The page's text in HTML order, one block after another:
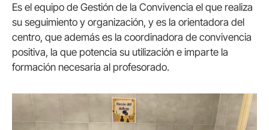
Es el equipo de Gestión de la Convivencia el que realiza
su seguimiento y organización, y es la orientadora del
centro, que además es la coordinadora de convivencia
positiva, la que potencia su utilización e imparte la
formación necesaria al profesorado.